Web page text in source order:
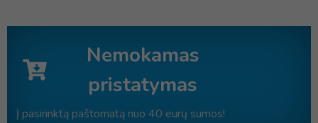
Nemokamas
pristatymas
Į pasirinktą paštomatą nuo 40 eurų sumos!